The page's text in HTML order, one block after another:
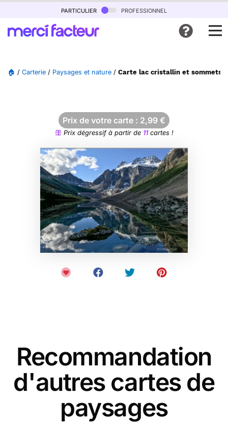
particulier professionnel
🏠 / Carterie / Paysages et nature / Carte lac cristallin et sommets
Prix de votre carte : 2,99 €
Prix dégressif à partir de 11cartes !
Recommandation
d'autres cartes de
paysages